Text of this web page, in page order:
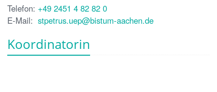
Telefon: +49 2451 4 82 82 0
E-Mail: stpetrus.uep@bistum-aachen.de
Koordinatorin